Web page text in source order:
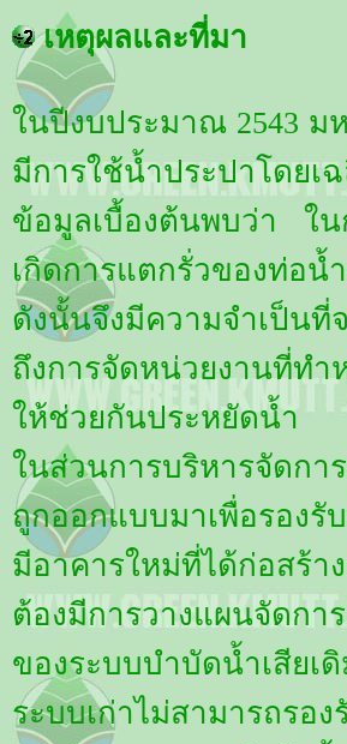
เหตุผลและที่มา
ในปีงบประมาณ 2543 ม
มีการใช้น้ำประปาโดยเ
ข้อมูลเบื้องต้นพบว่า ใน
เกิดการแตกรั่วของท่อ
ดังนั้นจึงมีความจำเป็น
ถึงการจัดหน่วยงานที่ท
ให้ช่วยกันประหยัดน้ำ
ในส่วนการบริหารจัดกา
ถูกออกแบบมาเพื่อรองรั
มีอาคารใหม่ที่ได้ก่อสร้า
ต้องมีการวางแผนจัดก
ของระบบบำบัดน้ำเสีย
ระบบเก่าไม่สามารถรอง